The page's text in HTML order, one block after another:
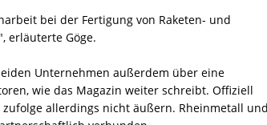
bei der Fertigung von Raketen- und
erläuterte Göge.
Unternehmen außerdem über eine
wie das Magazin weiter schreibt. Offiziell
allerdings nicht äußern. Rheinmetall und